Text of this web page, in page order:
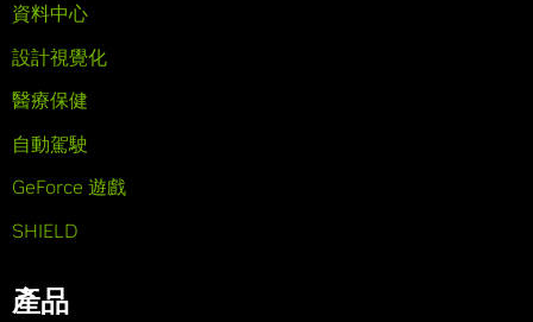
資料中心
設計視覺化
醫療保健
自動駕駛
GeForce 遊戲
SHIELD
產品